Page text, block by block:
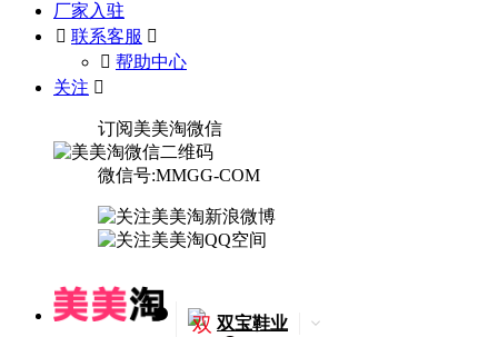
厂家入驻
 联系客服 
󰅃 帮助中心
关注 
订阅美美淘微信
微信号:MMGG-COM
双 双宝鞋业